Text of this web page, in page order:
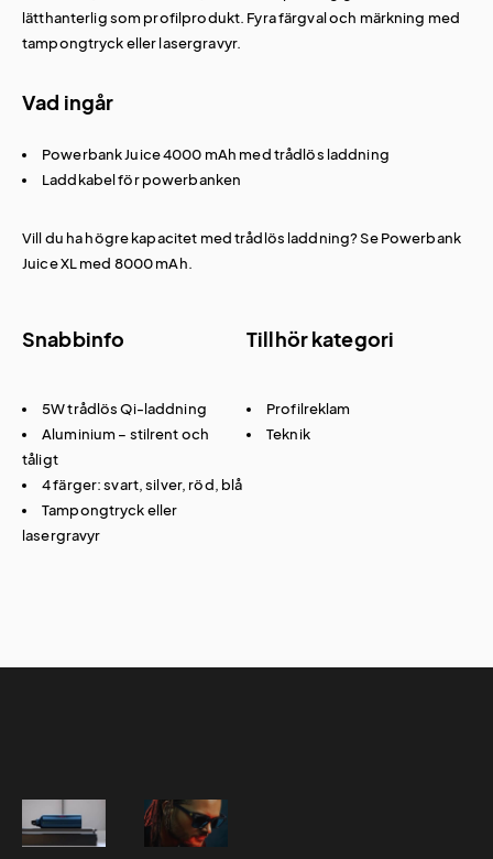
lätthanterlig som profilprodukt. Fyra färgval och märkning med
tampongtryck eller lasergravyr.
Vad ingår
Powerbank Juice 4000 mAh med trådlös laddning
Laddkabel för powerbanken
Vill du ha högre kapacitet med trådlös laddning? SePowerbank
Juice XL med 8000 mAh.
Snabbinfo
5W trådlös Qi-laddning
Aluminium – stilrent och
tåligt
4 färger: svart, silver, röd, blå
Tampongtryck eller
lasergravyr
Tillhör kategori
Profilreklam
Teknik